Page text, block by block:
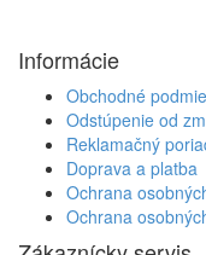
Informácie
Obchodné
Odstúpenie od
Reklamačný
Doprava a platba
Ochrana
Ochrana